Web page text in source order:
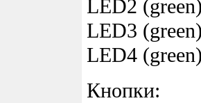
LED2
LED3
LED4
Кнопки: